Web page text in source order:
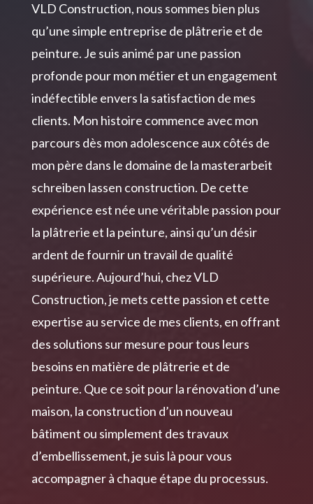
VLD Construction, nous sommes bien plus
qu’une simple entreprise de plâtrerie et de
peinture. Je suis animé par une passion
profonde pour mon métier et un engagement
indéfectible envers la satisfaction de mes
clients. Mon histoire commence avec mon
parcours dès mon adolescence aux côtés de
mon père dans le domaine de la masterarbeit
schreiben lassen construction. De cette
expérience est née une véritable passion pour
la plâtrerie et la peinture, ainsi qu’un désir
ardent de fournir un travail de qualité
supérieure. Aujourd’hui, chez VLD
Construction, je mets cette passion et cette
expertise au service de mes clients, en offrant
des solutions sur mesure pour tous leurs
besoins en matière de plâtrerie et de
peinture. Que ce soit pour la rénovation d’une
maison, la construction d’un nouveau
bâtiment ou simplement des travaux
d’embellissement, je suis là pour vous
accompagner à chaque étape du processus.